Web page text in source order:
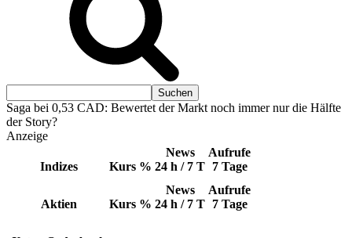
Saga bei 0,53 CAD: Bewertet der Markt noch immer nur die Hälfte
der Story?
Anzeige
Indizes Kurs %
News
24 h / 7 T
Aufrufe
7 Tage
Aktien Kurs %
News
24 h / 7 T
Aufrufe
7 Tage